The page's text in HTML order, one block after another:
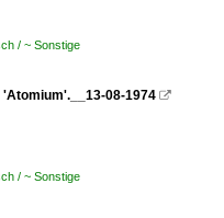
/ ~ Sonstige
08-1974 
/ ~ Sonstige